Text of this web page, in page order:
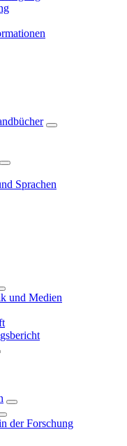
Sprachen
und Medien
der Forschung